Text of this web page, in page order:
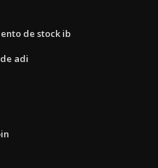
de stock ib
adi